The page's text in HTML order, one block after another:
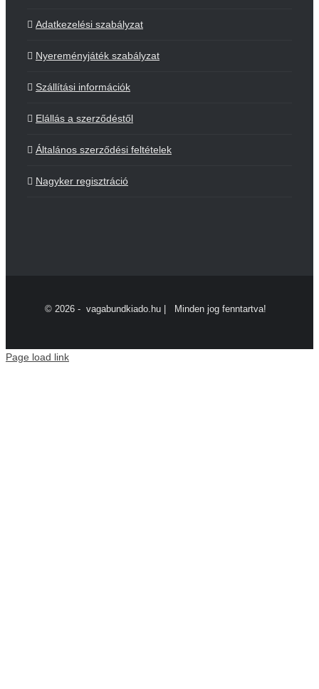
Adatkezelési szabályzat
Nyereményjáték szabályzat
Szállítási információk
Elállás a szerződéstől
Általános szerződési feltételek
Nagyker regisztráció
© 2026 - vagabundkiado.hu | Minden jog fenntartva!
Page load link